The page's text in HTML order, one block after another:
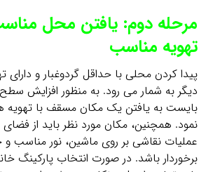
مرحله دوم: یافتن محل
تهویه مناسب
پیدا کردن محلی با حداقل گردوغبار و دارای
دیگر به شمار می رود. به منظور افزایش
بایست به یافتن یک مکان مسقف با تهویه
نمود. همچنین، مکان مورد نظر باید از فضای
عملیات نقاشی بر روی ماشین، نور مناسب و
برخوردار باشد. در صورت انتخاب پارکینگ